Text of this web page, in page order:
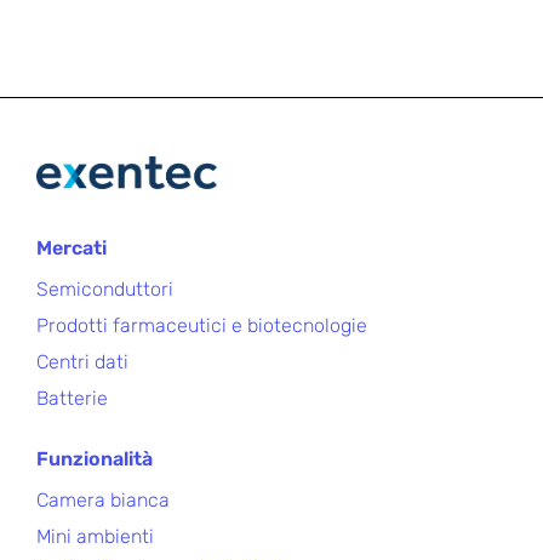
Mercati
Semiconduttori
Prodotti farmaceutici e biotecnologie
Centri dati
Batterie
Funzionalità
Camera bianca
Mini ambienti